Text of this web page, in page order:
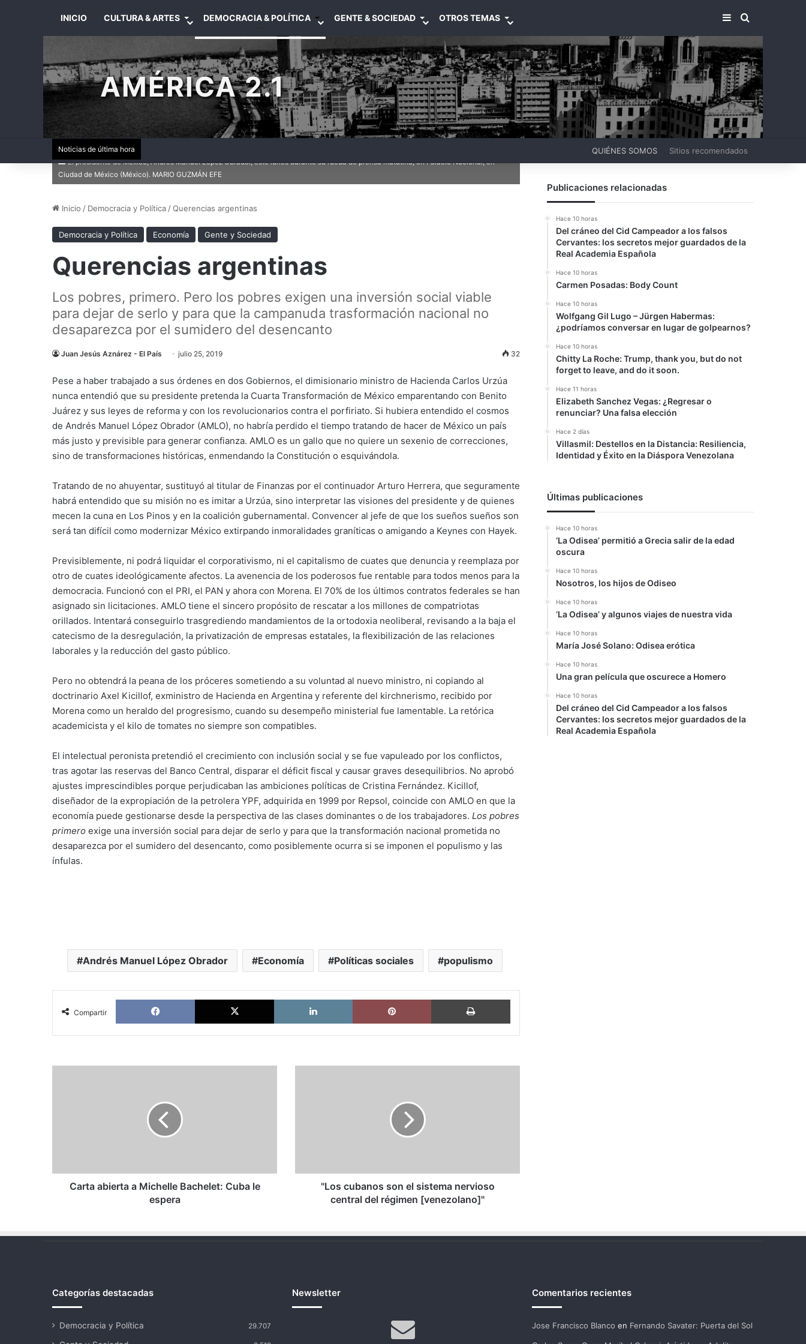
INICIO CULTURA & ARTES DEMOCRACIA & POLÍTICA GENTE & SOCIEDAD OTROS TEMAS BARRA LATERAL
BUSCAR
AMÉRICA 2.1
Noticias de última hora QUIÉNES SOMOS Sitios recomendados
El presidente de México, Andrés Manuel López Obrador, este lunes durante su rueda de prensa matutina, en Palacio Nacional, en
Ciudad de México (México). MARIO GUZMÁN EFE
Inicio / Democracia y Política /Querencias argentinas
Democracia y Política Economía Gente y Sociedad
Querencias argentinas
Los pobres, primero. Pero los pobres exigen una inversión social viable
para dejar de serlo y para que la campanuda trasformación nacional no
desaparezca por el sumidero del desencanto
Juan Jesús Aznárez - El País julio 25, 2019 32
Pese a haber trabajado a sus órdenes en dos Gobiernos, el dimisionario ministro de Hacienda Carlos Urzúa
nunca entendió que su presidente pretenda la Cuarta Transformación de México emparentando con Benito
Juárez y sus leyes de reforma y con los revolucionarios contra el porfiriato. Si hubiera entendido el cosmos
de Andrés Manuel López Obrador (AMLO), no habría perdido el tiempo tratando de hacer de México un país
más justo y previsible para generar confianza. AMLO es un gallo que no quiere un sexenio de correcciones,
sino de transformaciones históricas, enmendando la Constitución o esquivándola.
Tratando de no ahuyentar, sustituyó al titular de Finanzas por el continuador Arturo Herrera, que seguramente
habrá entendido que su misión no es imitar a Urzúa, sino interpretar las visiones del presidente y de quienes
mecen la cuna en Los Pinos y en la coalición gubernamental. Convencer al jefe de que los sueños sueños son
será tan difícil como modernizar México extirpando inmoralidades graníticas o amigando a Keynes con Hayek.
Previsiblemente, ni podrá liquidar el corporativismo, ni el capitalismo de cuates que denuncia y reemplaza por
otro de cuates ideológicamente afectos. La avenencia de los poderosos fue rentable para todos menos para la
democracia. Funcionó con el PRI, el PAN y ahora con Morena. El 70% de los últimos contratos federales se han
asignado sin licitaciones. AMLO tiene el sincero propósito de rescatar a los millones de compatriotas
orillados. Intentará conseguirlo trasgrediendo mandamientos de la ortodoxia neoliberal, revisando a la baja el
catecismo de la desregulación, la privatización de empresas estatales, la flexibilización de las relaciones
laborales y la reducción del gasto público.
Pero no obtendrá la peana de los próceres sometiendo a su voluntad al nuevo ministro, ni copiando al
doctrinario Axel Kicillof, exministro de Hacienda en Argentina y referente del kirchnerismo, recibido por
Morena como un heraldo del progresismo, cuando su desempeño ministerial fue lamentable. La retórica
academicista y el kilo de tomates no siempre son compatibles.
El intelectual peronista pretendió el crecimiento con inclusión social y se fue vapuleado por los conflictos,
tras agotar las reservas del Banco Central, disparar el déficit fiscal y causar graves desequilibrios. No aprobó
ajustes imprescindibles porque perjudicaban las ambiciones políticas de Cristina Fernández. Kicillof,
diseñador de la expropiación de la petrolera YPF, adquirida en 1999 por Repsol, coincide con AMLO en que la
economía puede gestionarse desde la perspectiva de las clases dominantes o de los trabajadores. Los pobres
primero exige una inversión social para dejar de serlo y para que la transformación nacional prometida no
desaparezca por el sumidero del desencanto, como posiblemente ocurra si se imponen el populismo y las
ínfulas.
Andrés Manuel López Obrador Economía Políticas sociales populismo
Compartir
Facebook X LinkedIn Pinterest Imprimir
Carta abierta a Michelle Bachelet: Cuba le
espera
régimen
[venezolano]"
"Los cubanos son el sistema nervioso
central del régimen [venezolano]"
Publicaciones relacionadas
Hace 10 horas
Del cráneo del Cid Campeador a los falsos
Cervantes: los secretos mejor guardados de la
Real Academia Española
Hace 10 horas
Carmen Posadas: Body Count
Hace 10 horas
Wolfgang Gil Lugo – Jürgen Habermas:
¿podríamos conversar en lugar de golpearnos?
Hace 10 horas
Chitty La Roche: Trump, thank you, but do not
forget to leave, and do it soon.
Hace 11 horas
Elizabeth Sanchez Vegas: ¿Regresar o
renunciar? Una falsa elección
Hace 2 días
Villasmil: Destellos en la Distancia: Resiliencia,
Identidad y Éxito en la Diáspora Venezolana
Últimas publicaciones
Hace 10 horas
‘La Odisea’ permitió a Grecia salir de la edad
oscura
Hace 10 horas
Nosotros, los hijos de Odiseo
Hace 10 horas
‘La Odisea’ y algunos viajes de nuestra vida
Hace 10 horas
María José Solano: Odisea erótica
Hace 10 horas
Una gran película que oscurece a Homero
Hace 10 horas
Del cráneo del Cid Campeador a los falsos
Cervantes: los secretos mejor guardados de la
Real Academia Española
Categorías destacadas
Democracia y Política 29.707
Newsletter Comentarios recientes
Jose Francisco Blanco en Fernando Savater: Puerta del Sol